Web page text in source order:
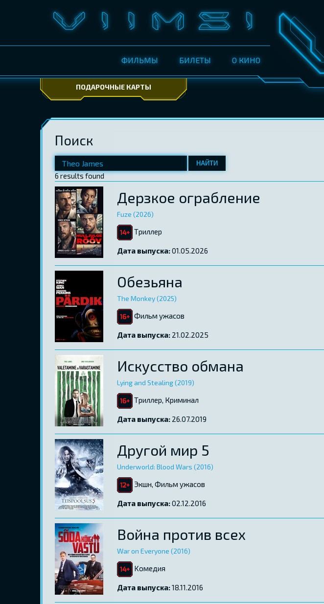
ФИЛЬМЫ БИЛЕТЫ О КИНО
ПОДАРОЧНЫЕ КАРТЫ
Поиск
НАЙТИ
6 results found
Дерзкое ограбление
Fuze (2026)
Tриллер
Дата выпуска:01.05.2026
Обезьяна
The Monkey (2025)
Фильм ужасов
Дата выпуска: 21.02.2025
Искусство обмана
Lying and Stealing (2019)
Tриллер, Криминал
Дата выпуска: 26.07.2019
Другой мир 5
Underworld: Blood Wars (2016)
Экшн, Фильм ужасов
Дата выпуска:02.12.2016
Война против всех
War on Everyone (2016)
Kомедия
Дата выпуска:18.11.2016